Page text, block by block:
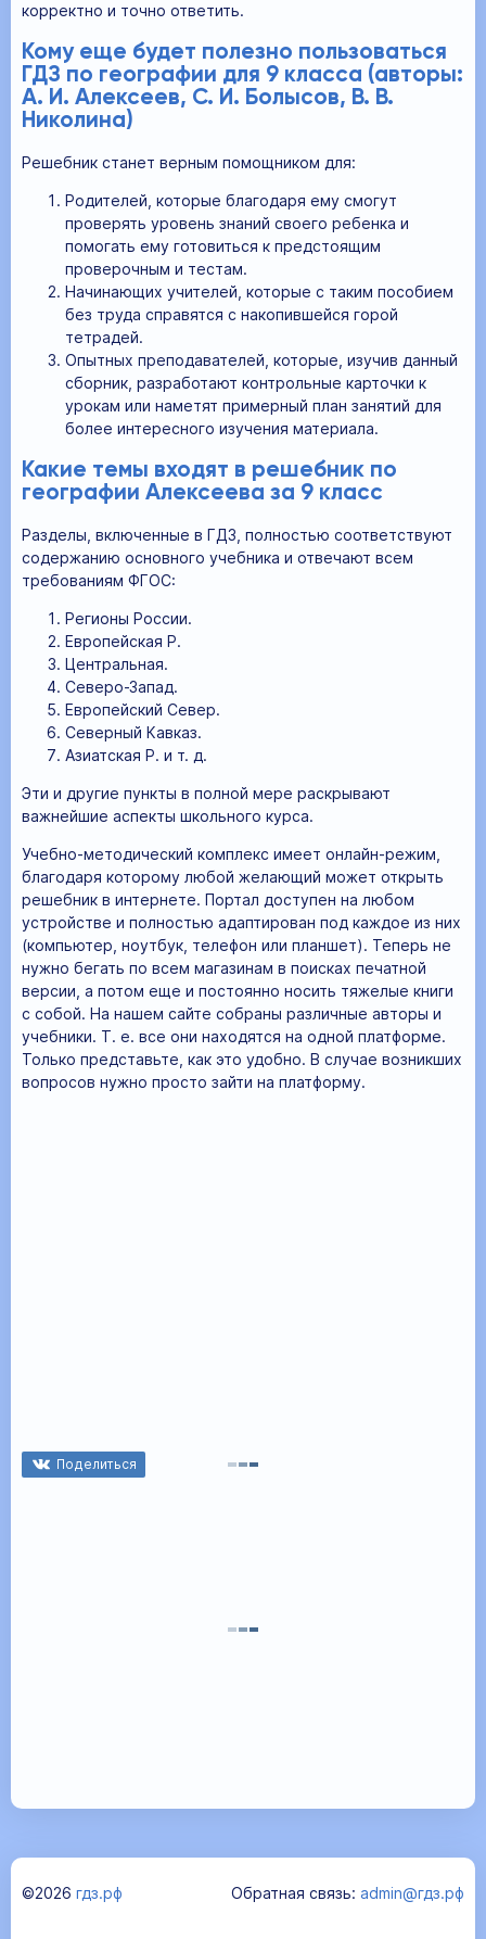
корректно и точно ответить.
Кому еще будет полезно пользоваться
ГДЗ по географии для 9 класса (авторы:
А. И. Алексеев, С. И. Болысов, В. В.
Николина)
Решебник станет верным помощником для:
Родителей, которые благодаря ему смогут
проверять уровень знаний своего ребенка и
помогать ему готовиться к предстоящим
проверочным и тестам.
Начинающих учителей, которые с таким пособием
без труда справятся с накопившейся горой
тетрадей.
Опытных преподавателей, которые, изучив данный
сборник, разработают контрольные карточки к
урокам или наметят примерный план занятий для
более интересного изучения материала.
Какие темы входят в решебник по
географии Алексеева за 9 класс
Разделы, включенные в ГДЗ, полностью соответствуют
содержанию основного учебника и отвечают всем
требованиям ФГОС:
Регионы России.
Европейская Р.
Центральная.
Северо-Запад.
Европейский Север.
Северный Кавказ.
Азиатская Р. и т. д.
Эти и другие пункты в полной мере раскрывают
важнейшие аспекты школьного курса.
Учебно-методический комплекс имеет онлайн-режим,
благодаря которому любой желающий может открыть
решебник в интернете. Портал доступен на любом
устройстве и полностью адаптирован под каждое из них
(компьютер, ноутбук, телефон или планшет). Теперь не
нужно бегать по всем магазинам в поисках печатной
версии, а потом еще и постоянно носить тяжелые книги
с собой. На нашем сайте собраны различные авторы и
учебники. Т. е. все они находятся на одной платформе.
Только представьте, как это удобно. В случае возникших
вопросов нужно просто зайти на платформу.
Поделиться
©2026 гдз.рф Обратная связь: admin@гдз.рф